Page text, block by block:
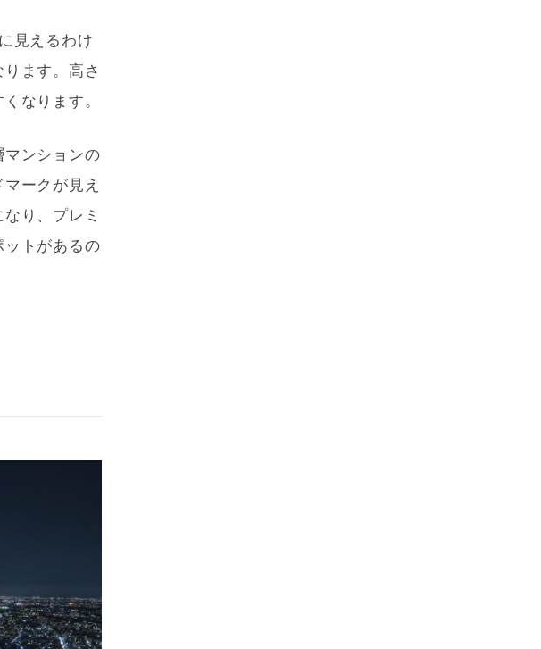
見えるわけ
ます。高さ
なります。
マンションの
ークが見え
り、プレミ
トがあるの